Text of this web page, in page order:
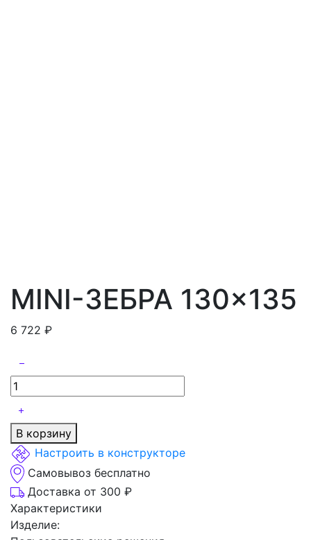
MINI-ЗЕБРА 130×135
6 722 ₽
В корзину
Настроить в конструкторе
Самовывоз бесплатно
Доставка от 300 ₽
Характеристики
Изделие: